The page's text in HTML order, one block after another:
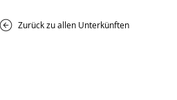
Zurück zu allen Unterkünften